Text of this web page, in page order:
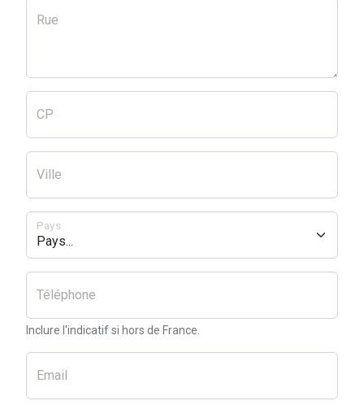
Rue
CP
Ville
Pays
Téléphone
Inclure l'indicatif si hors de France.
Email